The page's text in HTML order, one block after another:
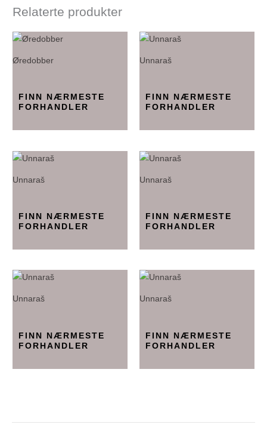
Relaterte produkter
Øredobber
FINN NÆRMESTE
FORHANDLER
Unnaraš
FINN NÆRMESTE
FORHANDLER
Unnaraš
FINN NÆRMESTE
FORHANDLER
Unnaraš
FINN NÆRMESTE
FORHANDLER
Unnaraš
FINN NÆRMESTE
FORHANDLER
Unnaraš
FINN NÆRMESTE
FORHANDLER